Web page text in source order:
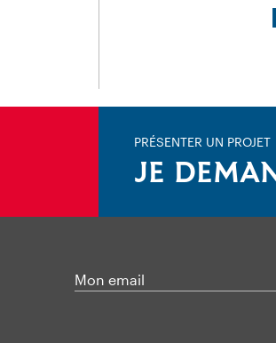
PRÉSENTER UN PROJET
JE
Mon email